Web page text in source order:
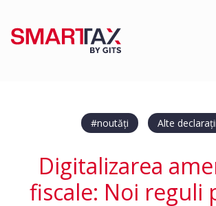
#noutăți Alte declarații
Digitalizarea
fiscale: Noi reguli